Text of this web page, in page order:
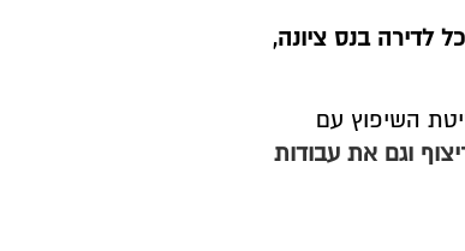
לדירה בנס ציונה,
השיפוץ עם
וגם את עבודות